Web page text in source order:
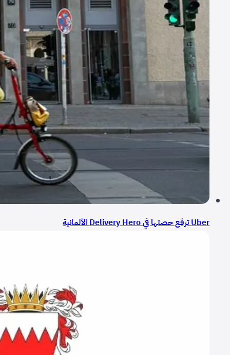
Uber ترفع حصتها في Delivery Hero الألمانية